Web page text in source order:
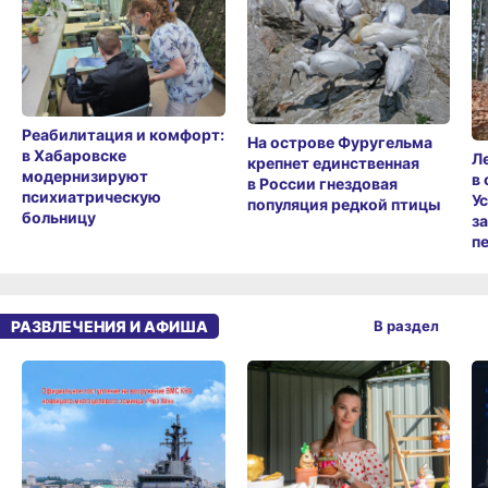
Реабилитация и комфорт:
в Хабаровске
модернизируют
психиатрическую
больницу
На острове Фуругельма
крепнет единственная
в России гнездовая
популяция редкой птицы
в
РАЗВЛЕЧЕНИЯ И АФИША В раздел